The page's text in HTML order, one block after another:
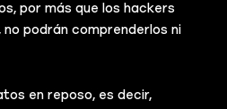
por más que los hackers
no podrán comprenderlos ni
en reposo, es decir,